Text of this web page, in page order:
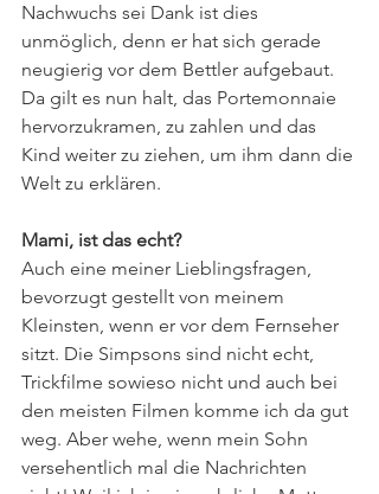
Nachwuchs sei Dank ist dies
unmöglich, denn er hat sich gerade
neugierig vor dem Bettler aufgebaut.
Da gilt es nun halt, das Portemonnaie
hervorzukramen, zu zahlen und das
Kind weiter zu ziehen, um ihm dann die
Welt zu erklären.
Mami, ist das echt?
Auch eine meiner Lieblingsfragen,
bevorzugt gestellt von meinem
Kleinsten, wenn er vor dem Fernseher
sitzt. Die Simpsons sind nicht echt,
Trickfilme sowieso nicht und auch bei
den meisten Filmen komme ich da gut
weg. Aber wehe, wenn mein Sohn
versehentlich mal die Nachrichten